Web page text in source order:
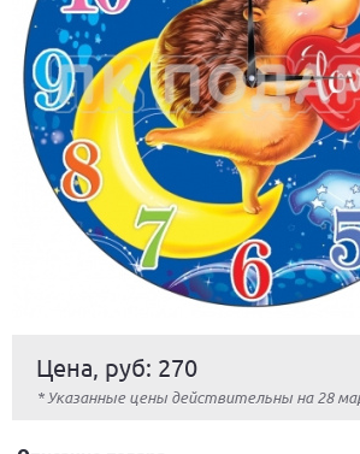
Цена, руб: 270
* Указанные цены действительны на 28